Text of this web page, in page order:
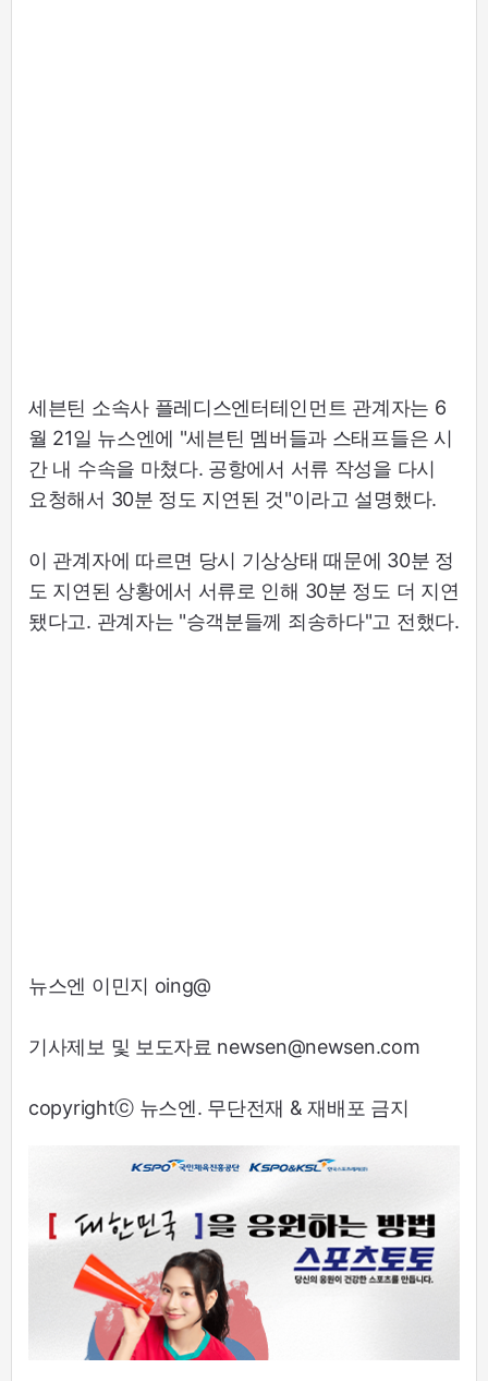
세븐틴 소속사 플레디스엔터테인먼트 관계자는 6
월 21일 뉴스엔에 "세븐틴 멤버들과 스태프들은 시
간 내 수속을 마쳤다. 공항에서 서류 작성을 다시
요청해서 30분 정도 지연된 것"이라고 설명했다.
이 관계자에 따르면 당시 기상상태 때문에 30분 정
도 지연된 상황에서 서류로 인해 30분 정도 더 지연
됐다고. 관계자는 "승객분들께 죄송하다"고 전했다.
뉴스엔 이민지 oing@
기사제보 및 보도자료 newsen@newsen.com
copyrightⓒ 뉴스엔. 무단전재 & 재배포 금지